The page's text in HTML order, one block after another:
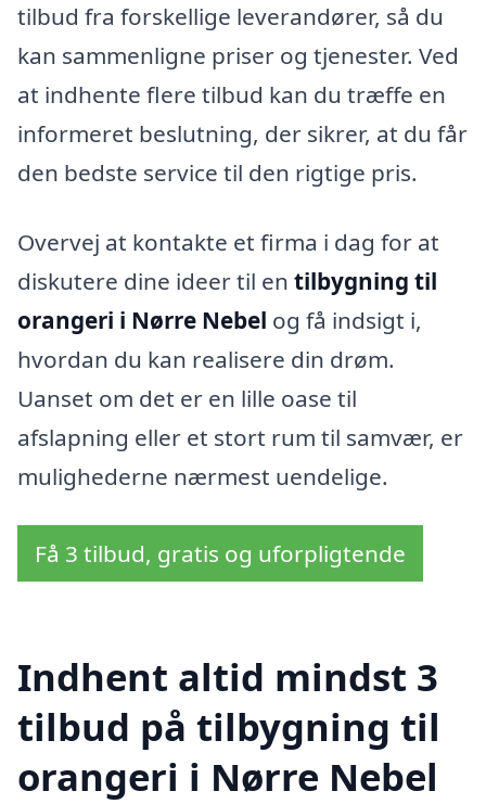
tilbud fra forskellige leverandører, så du
kan sammenligne priser og tjenester. Ved
at indhente flere tilbud kan du træffe en
informeret beslutning, der sikrer, at du får
den bedste service til den rigtige pris.
Overvej at kontakte et firma i dag for at
diskutere dine ideer til en tilbygning til
orangeri i Nørre Nebel og få indsigt i,
hvordan du kan realisere din drøm.
Uanset om det er en lille oase til
afslapning eller et stort rum til samvær, er
mulighederne nærmest uendelige.
Få 3 tilbud, gratis og uforpligtende
Indhent altid mindst 3
tilbud på tilbygning til
orangeri i Nørre Nebel